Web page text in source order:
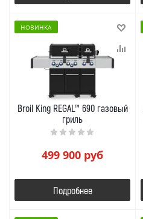
НОВИНКА
Broil King REGAL™ 690 газовый
гриль
499 900 руб
Подробнее